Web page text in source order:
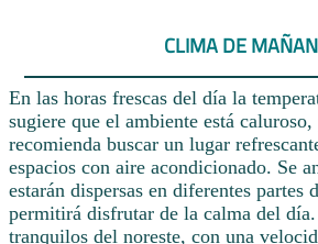
CLIMA DE
En las horas frescas del día la
sugiere que el ambiente está
recomienda buscar un lugar
espacios con aire acondicionado. Se
estarán dispersas en diferentes partes
permitirá disfrutar de la calma del día.
tranquilos del noreste, con una